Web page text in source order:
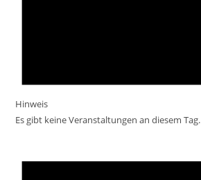
Hinweis
Es gibt keine Veranstaltungen an diesem Tag.